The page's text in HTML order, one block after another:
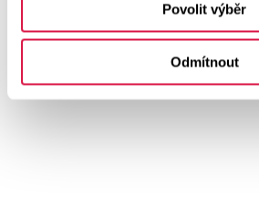
Povolit výběr
Odmítnout